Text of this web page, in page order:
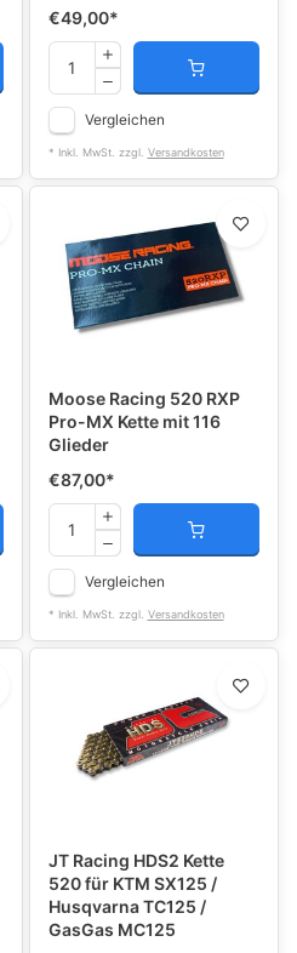
€49,00*
Vergleichen
* Inkl. MwSt. zzgl. Versandkosten
Moose Racing 520 RXP
Pro-MX Kette mit 116
Glieder
€87,00*
Vergleichen
* Inkl. MwSt. zzgl. Versandkosten
JT Racing HDS2 Kette
520 für KTM SX125 /
Husqvarna TC125 /
GasGas MC125